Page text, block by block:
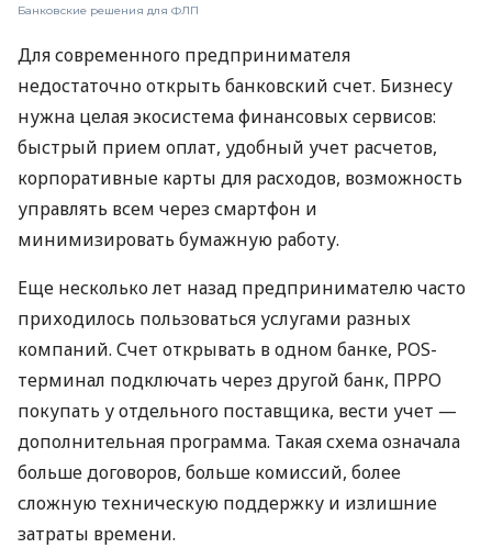
Банковские решения для ФЛП
Для современного предпринимателя
недостаточно открыть банковский счет. Бизнесу
нужна целая экосистема финансовых сервисов:
быстрый прием оплат, удобный учет расчетов,
корпоративные карты для расходов, возможность
управлять всем через смартфон и
минимизировать бумажную работу.
Еще несколько лет назад предпринимателю часто
приходилось пользоваться услугами разных
компаний. Счет открывать в одном банке, POS-
терминал подключать через другой банк, ПРРО
покупать у отдельного поставщика, вести учет —
дополнительная программа. Такая схема означала
больше договоров, больше комиссий, более
сложную техническую поддержку и излишние
затраты времени.